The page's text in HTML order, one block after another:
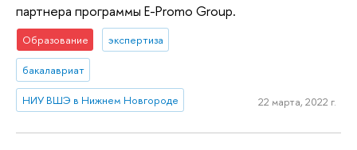
партнера программы E-Promo Group.
Образование экспертиза
бакалавриат
НИУ ВШЭ в Нижнем Новгороде 22 марта, 2022 г.